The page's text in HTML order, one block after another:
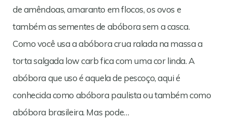
de amêndoas, amaranto em flocos, os ovos e
também as sementes de abóbora sem a casca.
Como você usa a abóbora crua ralada na massa a
torta salgada low carb fica com uma cor linda. A
abóbora que uso é aquela de pescoço, aqui é
conhecida como abóbora paulista ou também como
abóbora brasileira. Mas pode…